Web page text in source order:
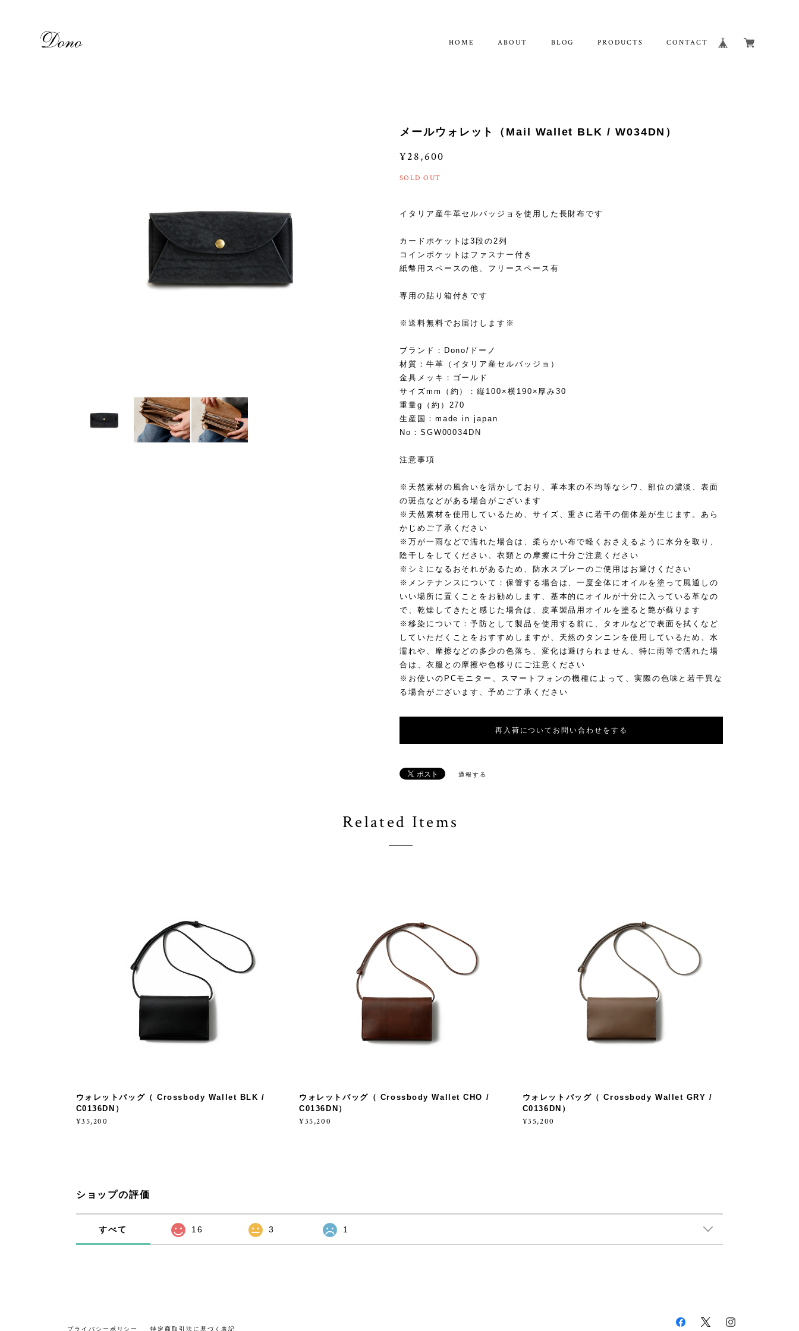
HOME ABOUT BLOG PRODUCTS CONTACT
メールウォレット（Mail Wallet BLK / W034DN）
¥28,600
SOLD OUT
イタリア産牛革セルバッジョを使用した長財布です
カードポケットは3段の2列
コインポケットはファスナー付き
紙幣用スペースの他、フリースペース有
専用の貼り箱付きです
※送料無料でお届けします※
ブランド：Dono/ドーノ
材質：牛革（イタリア産セルバッジョ）
金具メッキ：ゴールド
サイズmm（約）：縦100×横190×厚み30
重量g（約）270
生産国：made in japan
No：SGW00034DN
注意事項
※天然素材の風合いを活かしており、革本来の不均等なシワ、部位の濃淡、表面
の斑点などがある場合がございます
※天然素材を使用しているため、サイズ、重さに若干の個体差が生じます。あら
かじめご了承ください
※万が一雨などで濡れた場合は、柔らかい布で軽くおさえるように水分を取り、
陰干しをしてください、衣類との摩擦に十分ご注意ください
※シミになるおそれがあるため、防水スプレーのご使用はお避けください
※メンテナンスについて：保管する場合は、一度全体にオイルを塗って風通しの
いい場所に置くことをお勧めします、基本的にオイルが十分に入っている革なの
で、乾燥してきたと感じた場合は、皮革製品用オイルを塗ると艶が蘇ります
※移染について：予防として製品を使用する前に、タオルなどで表面を拭くなど
していただくことをおすすめしますが、天然のタンニンを使用しているため、水
濡れや、摩擦などの多少の色落ち、変化は避けられません、特に雨等で濡れた場
合は、衣服との摩擦や色移りにご注意ください
※お使いのPCモニター、スマートフォンの機種によって、実際の色味と若干異な
る場合がございます、予めご了承ください
再入荷についてお問い合わせをする
通報する
Related Items
ウォレットバッグ（ Crossbody Wallet BLK /
C0136DN）
¥35,200
ウォレットバッグ（ Crossbody Wallet CHO /
C0136DN）
¥35,200
ウォレットバッグ（ Crossbody Wallet GRY /
C0136DN）
¥35,200
ショップの評価
すべて 16 3 1
プライバシーポリシー 特定商取引法に基づく表記